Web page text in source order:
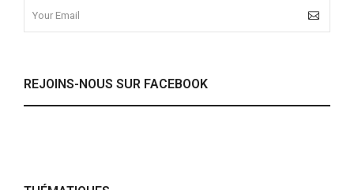
REJOINS-NOUS SUR FACEBOOK